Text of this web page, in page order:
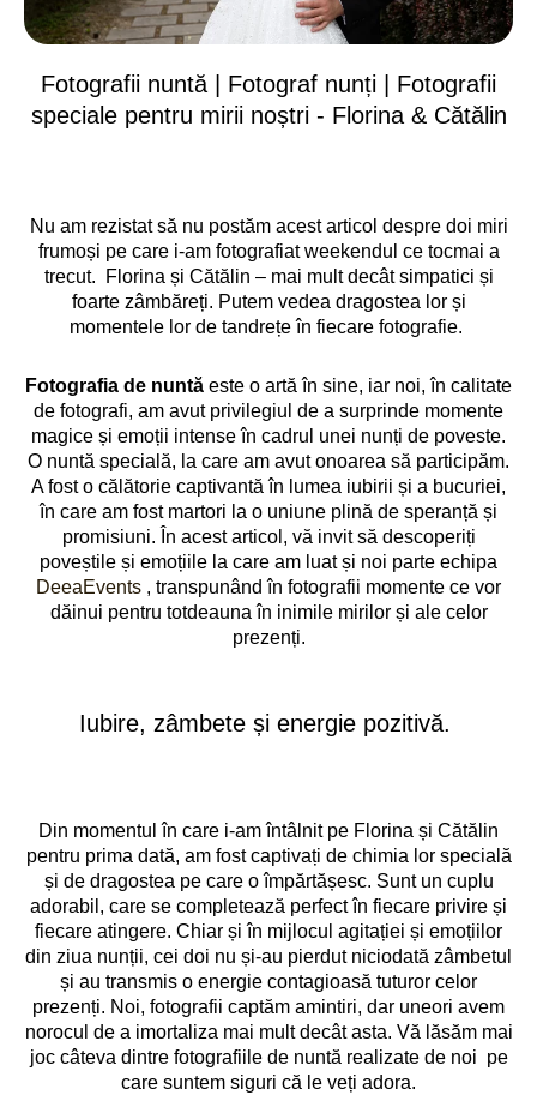
Fotografii nuntă | Fotograf nunți | Fotografii
speciale pentru mirii noștri - Florina & Cătălin
Nu am rezistat să nu postăm acest articol despre doi miri
frumoși pe care i-am fotografiat weekendul ce tocmai a
trecut. Florina și Cătălin – mai mult decât simpatici și
foarte zâmbăreți. Putem vedea dragostea lor și
momentele lor de tandrețe în fiecare fotografie.
Fotografia de nuntă este o artă în sine, iar noi, în calitate
de fotografi, am avut privilegiul de a surprinde momente
magice și emoții intense în cadrul unei nunți de poveste.
O nuntă specială, la care am avut onoarea să participăm.
A fost o călătorie captivantă în lumea iubirii și a bucuriei,
în care am fost martori la o uniune plină de speranță și
promisiuni. În acest articol, vă invit să descoperiți
poveștile și emoțiile la care am luat și noi parte echipa
DeeaEvents , transpunând în fotografii momente ce vor
dăinui pentru totdeauna în inimile mirilor și ale celor
prezenți.
Iubire, zâmbete și energie pozitivă.
Din momentul în care i-am întâlnit pe Florina și Cătălin
pentru prima dată, am fost captivați de chimia lor specială
și de dragostea pe care o împărtășesc. Sunt un cuplu
adorabil, care se completează perfect în fiecare privire și
fiecare atingere. Chiar și în mijlocul agitației și emoțiilor
din ziua nunții, cei doi nu și-au pierdut niciodată zâmbetul
și au transmis o energie contagioasă tuturor celor
prezenți. Noi, fotografii captăm amintiri, dar uneori avem
norocul de a imortaliza mai mult decât asta. Vă lăsăm mai
joc câteva dintre fotografiile de nuntă realizate de noi pe
care suntem siguri că le veți adora.